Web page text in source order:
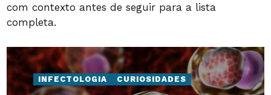
com contexto antes de seguir para a lista
completa.
INFECTOLOGIA CURIOSIDADES